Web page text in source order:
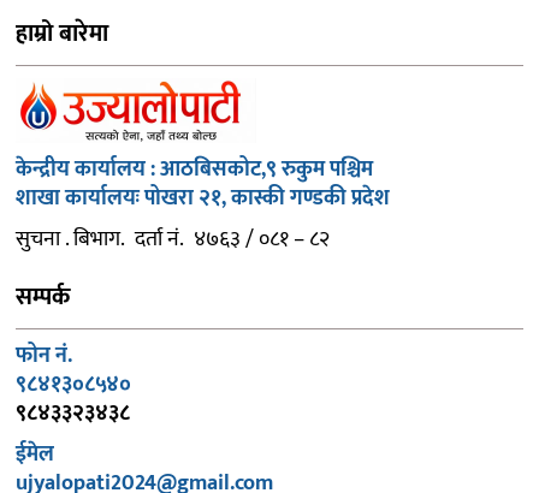
हाम्रो बारेमा
केन्द्रीय कार्यालय : आठबिसकोट,९ रुकुम पश्चिम
शाखा कार्यालयः पोखरा २१, कास्की गण्डकी प्रदेश
सुचना . बिभाग. दर्ता नं. ४७६३ / ०८१ – ८२
सम्पर्क
फोन नं.
९८४१३०८५४०
९८४३३२३४३८
ईमेल
ujyalopati2024@gmail.com